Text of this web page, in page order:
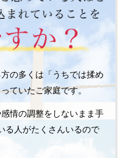
の多くは「うちでは揉め
ていたご家庭です。
情の調整をしないまま手
る人がたくさんいるので